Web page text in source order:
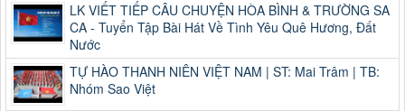
LK VIẾT TIẾP CÂU CHUYỆN HÒA BÌNH & TRƯỜNG SA
CA - Tuyển Tập Bài Hát Về Tình Yêu Quê Hương, Đất
Nước
TỰ HÀO THANH NIÊN VIỆT NAM | ST: Mai Trâm | TB:
Nhóm Sao Việt